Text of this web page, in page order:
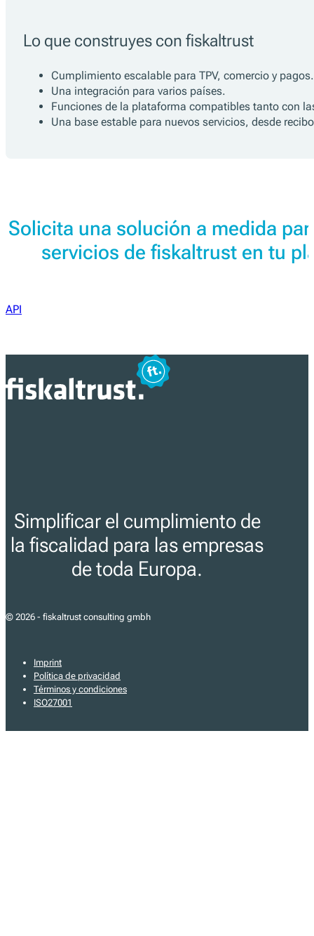
Lo que construyes con fiskaltrust
Cumplimiento escalable para TPV, comercio y pagos.
Una integración para varios países.
Funciones de la plataforma compatibles tanto con
Una base estable para nuevos servicios, desde
Solicita una solución a medida
servicios de fiskaltrust en tu
API
Simplificar el cumplimiento de
la fiscalidad para las empresas
de toda Europa.
© 2026 - fiskaltrust consulting gmbh
Imprint
Política de privacidad
Términos y condiciones
ISO27001